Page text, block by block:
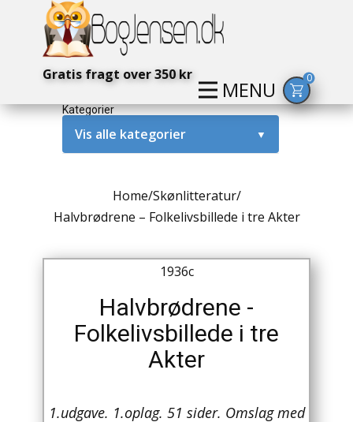
MENU
Gratis fragt over 350 kr 0
Kategorier
Vis alle kategorier ▼
Amerika / USA
Antikke / Specielle Bøger
Antikviteter
Asien
Home/Skønlitteratur/
Halvbrødrene – Folkelivsbillede i tre Akter
1936c
Halvbrødrene -
Folkelivsbillede i tre
Akter
1.udgave. 1.oplag. 51 sider. Omslag med